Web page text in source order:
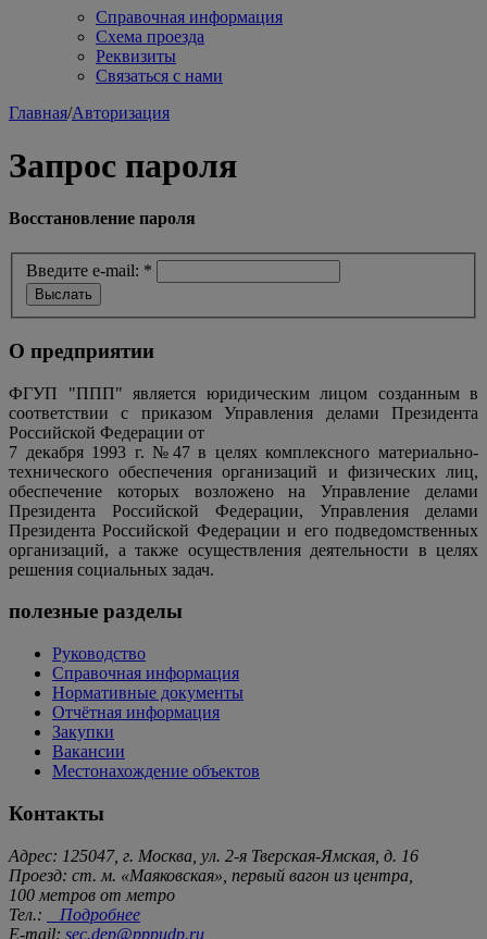
Справочная информация
Схема проезда
Реквизиты
Связаться с нами
Главная/Авторизация
Запрос пароля
Восстановление пароля
Введите e-mail: *
О предприятии
ФГУП "ППП" является юридическим лицом созданным в
соответствии с приказом Управления делами Президента
Российской Федерации от
7 декабря 1993 г. №47 в целях комплексного материально-
технического обеспечения организаций и физических лиц,
обеспечение которых возложено на Управление делами
Президента Российской Федерации, Управления делами
Президента Российской Федерации и его подведомственных
организаций, а также осуществления деятельности в целях
решения социальных задач.
полезные разделы
Руководство
Справочная информация
Нормативные документы
Отчётная информация
Закупки
Вакансии
Местонахождение объектов
Контакты
Адрес: 125047, г. Москва, ул. 2-я Тверская-Ямская, д. 16
Проезд: ст. м. «Маяковская», первый вагон из центра,
100 метров от метро
Тел.:
Подробнее
E-mail: sec.dep@pppudp.ru